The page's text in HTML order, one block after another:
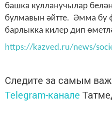
башка кулланучылар
булмавын әйтте. Әмма бу
барлыкка килер дип
https://kazved.ru/news/
Следите за самым
Telegram-канале